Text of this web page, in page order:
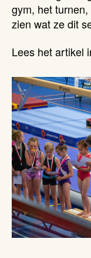
gym, het
zien wat ze dit
Lees het artikel